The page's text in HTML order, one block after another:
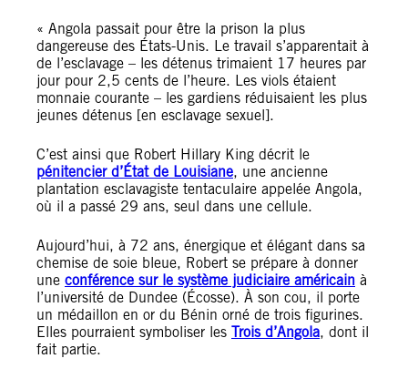
« Angola passait pour être la prison la plus
dangereuse des États-Unis. Le travail s’apparentait à
de l’esclavage – les détenus trimaient 17 heures par
jour pour 2,5 cents de l’heure. Les viols étaient
monnaie courante – les gardiens réduisaient les plus
jeunes détenus [en esclavage sexuel].
C’est ainsi que Robert Hillary King décrit le
pénitencier d’État de Louisiane, une ancienne
plantation esclavagiste tentaculaire appelée Angola,
où il a passé 29 ans, seul dans une cellule.
Aujourd’hui, à 72 ans, énergique et élégant dans sa
chemise de soie bleue, Robert se prépare à donner
une conférence sur le système judiciaire américain à
l’université de Dundee (Écosse). À son cou, il porte
un médaillon en or du Bénin orné de trois figurines.
Elles pourraient symboliser les Trois d’Angola, dont il
fait partie.